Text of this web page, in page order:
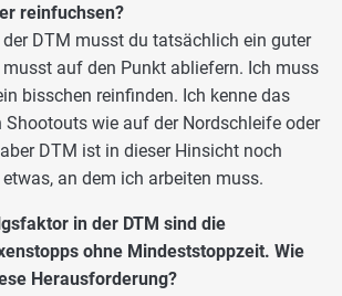
reinfuchsen?
DTM musst du tatsächlich ein guter
auf den Punkt abliefern. Ich muss
bisschen reinfinden. Ich kenne das
Shootouts wie auf der Nordschleife oder
DTM ist in dieser Hinsicht noch
an dem ich arbeiten muss.
in der DTM sind die
ohne Mindeststoppzeit. Wie
Herausforderung?